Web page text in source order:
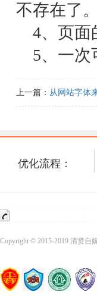
不存在了。
4、页面
5、一次
上一篇： 从网站字体
优化流程：
Copyright © 2015-2019 清贤自